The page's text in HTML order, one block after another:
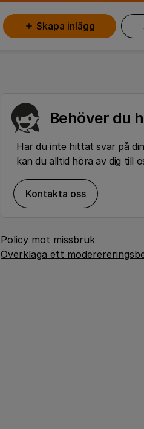
Skapa inlägg
Behöver du
Har du inte hittat svar på
kan du alltid höra av dig till
Kontakta oss
Policy mot missbruk
Överklaga ett